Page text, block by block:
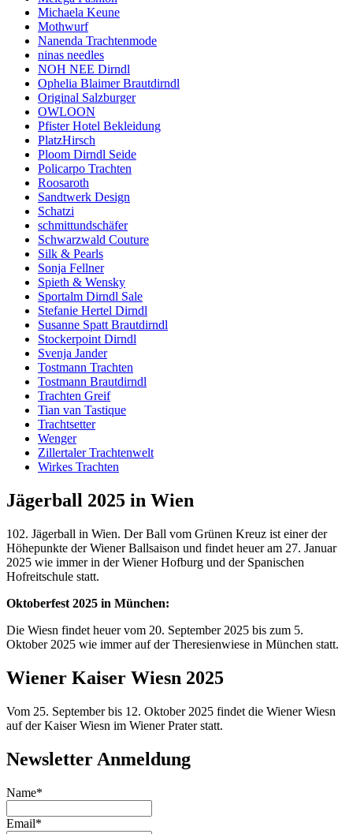
Michaela Keune
Mothwurf
Nanenda Trachtenmode
ninas needles
NOH NEE Dirndl
Ophelia Blaimer Brautdirndl
Original Salzburger
OWLOON
Pfister Hotel Bekleidung
PlatzHirsch
Ploom Dirndl Seide
Policarpo Trachten
Roosaroth
Sandtwerk Design
Schatzi
schmittundschäfer
Schwarzwald Couture
Silk & Pearls
Sonja Fellner
Spieth & Wensky
Sportalm Dirndl Sale
Stefanie Hertel Dirndl
Susanne Spatt Brautdirndl
Stockerpoint Dirndl
Svenja Jander
Tostmann Trachten
Tostmann Brautdirndl
Trachten Greif
Tian van Tastique
Trachtsetter
Wenger
Zillertaler Trachtenwelt
Wirkes Trachten
Jägerball 2025 in Wien
102. Jägerball in Wien. Der Ball vom Grünen Kreuz ist einer der
Höhepunkte der Wiener Ballsaison und findet heuer am 27. Januar
2025 wie immer in der Wiener Hofburg und der Spanischen
Hofreitschule statt.
Oktoberfest 2025 in München:
Die Wiesn findet heuer vom 20. September 2025 bis zum 5.
Oktober 2025 wie immer auf der Theresienwiese in München statt.
Wiener Kaiser Wiesn 2025
Vom 25. September bis 12. Oktober 2025 findet die Wiener Wiesn
auf der Kaiser Wiesn im Wiener Prater statt.
Newsletter Anmeldung
Name*
Email*